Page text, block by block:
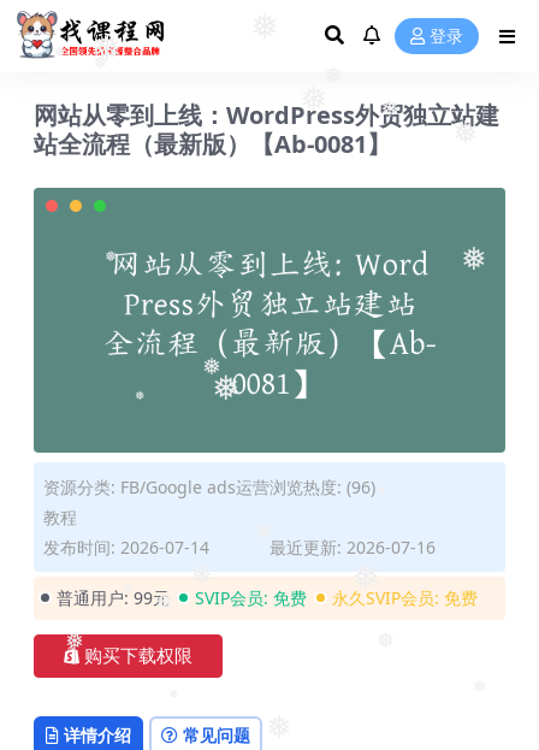
❅
❅
❅
❅
❅
❅
❅
❅
❅
❅
❅
登录
网站从零到上线：WordPress外贸独立站建
站全流程（最新版）【Ab-0081】
资源分类: FB/Google ads运营
教程
浏览热度: (96)
发布时间: 2026-07-14 最近更新: 2026-07-16
普通用户: 99元 SVIP会员: 免费 永久SVIP会员: 免费
购买下载权限
详情介绍 常见问题